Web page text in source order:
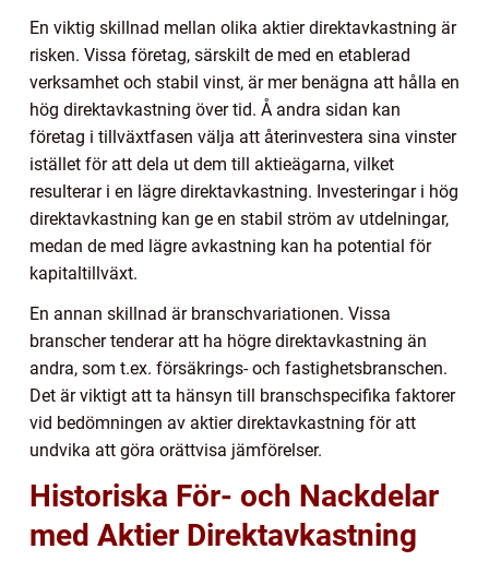
En viktig skillnad mellan olika aktier direktavkastning är
risken. Vissa företag, särskilt de med en etablerad
verksamhet och stabil vinst, är mer benägna att hålla en
hög direktavkastning över tid. Å andra sidan kan
företag i tillväxtfasen välja att återinvestera sina vinster
istället för att dela ut dem till aktieägarna, vilket
resulterar i en lägre direktavkastning. Investeringar i hög
direktavkastning kan ge en stabil ström av utdelningar,
medan de med lägre avkastning kan ha potential för
kapitaltillväxt.
En annan skillnad är branschvariationen. Vissa
branscher tenderar att ha högre direktavkastning än
andra, som t.ex. försäkrings- och fastighetsbranschen.
Det är viktigt att ta hänsyn till branschspecifika faktorer
vid bedömningen av aktier direktavkastning för att
undvika att göra orättvisa jämförelser.
Historiska För- och Nackdelar
med Aktier Direktavkastning